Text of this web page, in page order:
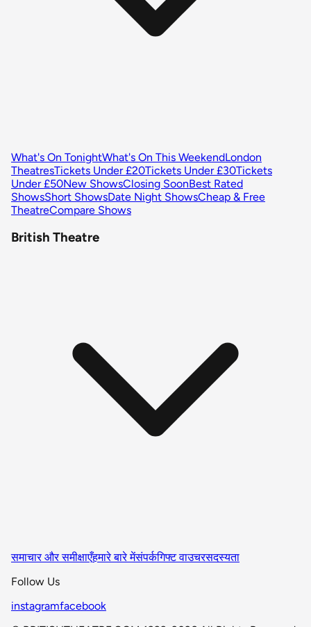
What's On TonightWhat's On This WeekendLondon
TheatresTickets Under £20Tickets Under £30Tickets
Under £50New ShowsClosing SoonBest Rated
ShowsShort ShowsDate Night ShowsCheap & Free
TheatreCompare Shows
British Theatre
समाचार और समीक्षाएँहमारे बारे मेंसंपर्कगिफ्ट वाउचरसदस्यता
Follow Us
instagramfacebook